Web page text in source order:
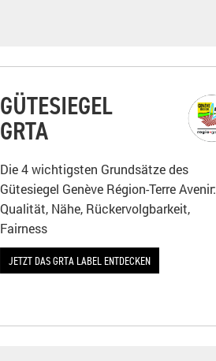
GÜTESIEGEL
GRTA
Die 4 wichtigsten Grundsätze des
Gütesiegel Genève Région-Terre Avenir:
Qualität, Nähe, Rückervolgbarkeit,
Fairness
JETZT DAS GRTA LABEL ENTDECKEN